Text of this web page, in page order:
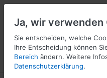
Menü Anmelden
Ja, wir verwenden
Sie entscheiden, welche
Ihre Entscheidung können
Bereich ändern. Weitere
Datenschutzerklärung.